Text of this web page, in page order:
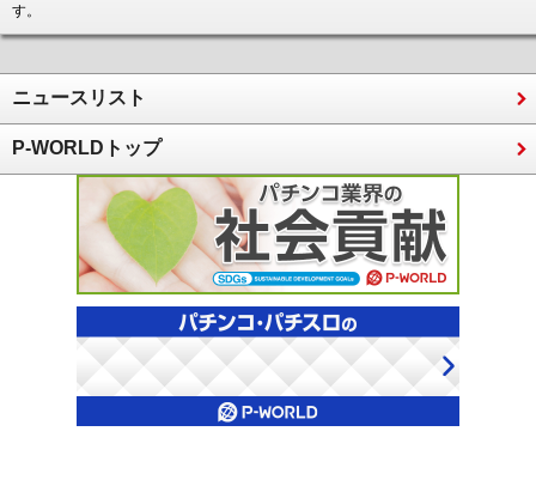
す。
ニュースリスト
P-WORLDトップ